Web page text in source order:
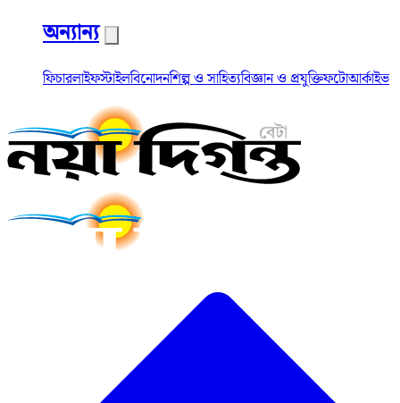
অন্যান্য
ফিচারলাইফস্টাইলবিনোদনশিল্প ও সাহিত্যবিজ্ঞান ও প্রযুক্তিফটোআর্কাইভ